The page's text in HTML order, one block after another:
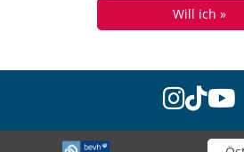
Will ich »
tiktok